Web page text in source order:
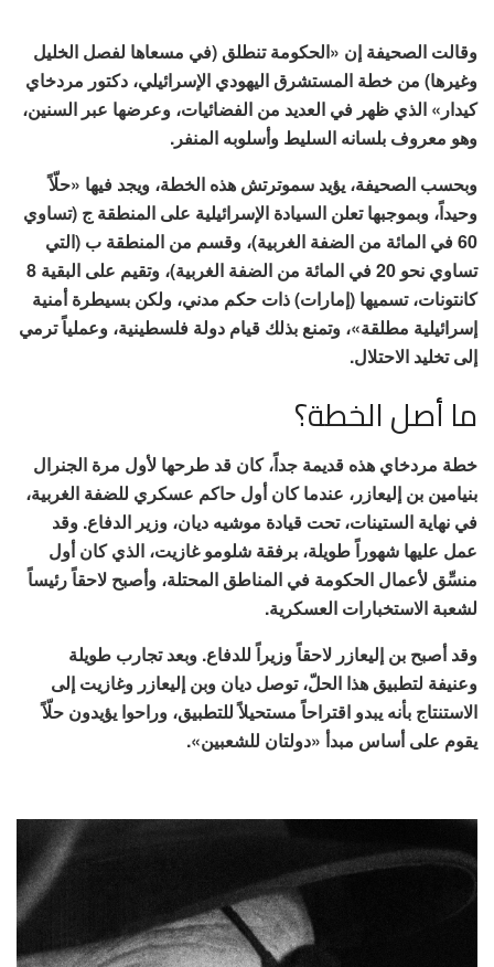
وقالت الصحيفة إن «الحكومة تنطلق (في مسعاها لفصل الخليل
وغيرها) من خطة المستشرق اليهودي الإسرائيلي، دكتور مردخاي
كيدار» الذي ظهر في العديد من الفضائيات، وعرضها عبر السنين،
وهو معروف بلسانه السليط وأسلوبه المنفر.
وبحسب الصحيفة، يؤيد سموترتش هذه الخطة، ويجد فيها «حلّاً
وحيداً، وبموجبها تعلن السيادة الإسرائيلية على المنطقة ج (تساوي
60 في المائة من الضفة الغربية)، وقسم من المنطقة ب (التي
تساوي نحو 20 في المائة من الضفة الغربية)، وتقيم على البقية 8
كانتونات، تسميها (إمارات) ذات حكم مدني، ولكن بسيطرة أمنية
إسرائيلية مطلقة»، وتمنع بذلك قيام دولة فلسطينية، وعملياً ترمي
إلى تخليد الاحتلال.
ما أصل الخطة؟
خطة مردخاي هذه قديمة جداً، كان قد طرحها لأول مرة الجنرال
بنيامين بن إليعازر، عندما كان أول حاكم عسكري للضفة الغربية،
في نهاية الستينات، تحت قيادة موشيه ديان، وزير الدفاع. وقد
عمل عليها شهوراً طويلة، برفقة شلومو غازيت، الذي كان أول
منسِّق لأعمال الحكومة في المناطق المحتلة، وأصبح لاحقاً رئيساً
لشعبة الاستخبارات العسكرية.
وقد أصبح بن إليعازر لاحقاً وزيراً للدفاع. وبعد تجارب طويلة
وعنيفة لتطبيق هذا الحلّ، توصل ديان وبن إليعازر وغازيت إلى
الاستنتاج بأنه يبدو اقتراحاً مستحيلاً للتطبيق، وراحوا يؤيدون حلّاً
يقوم على أساس مبدأ «دولتان للشعبين».